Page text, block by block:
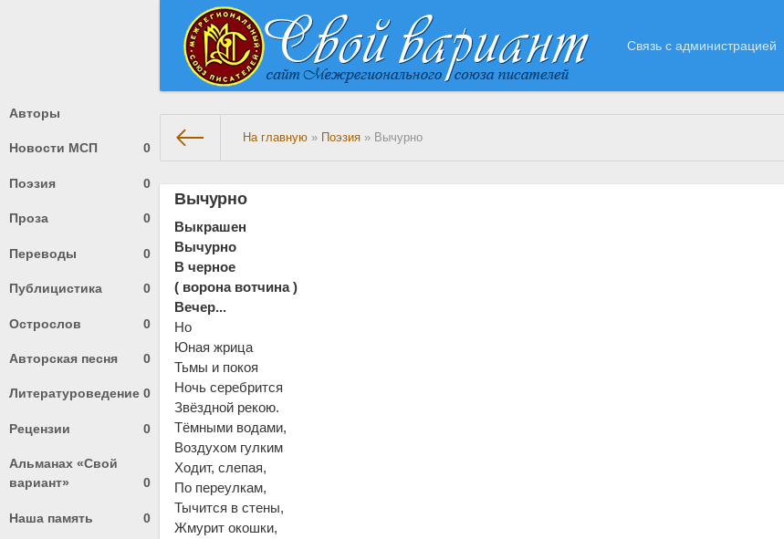
Связь с администрацией
Авторы
Новости МСП 0
Поэзия 0
Проза 0
Переводы 0
Публицистика 0
Острослов 0
Авторская песня 0
Литературоведение 0
Рецензии 0
Альманах «Свой
вариант»
0
Наша память 0
На главную » Поэзия » Вычурно
Вычурно
Выкрашен
Вычурно
В черное
( ворона вотчина )
Вечер...
Но
Юная жрица
Тьмы и покоя
Ночь серебрится
Звёздной рекою.
Тёмными водами,
Воздухом гулким
Ходит, слепая,
По переулкам,
Тычится в стены,
Жмурит окошки,